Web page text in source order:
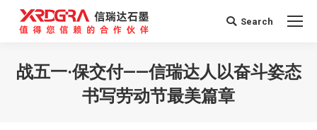
Search:
Search
战五一·保交付——信瑞达人以奋斗姿态
书写劳动节最美篇章